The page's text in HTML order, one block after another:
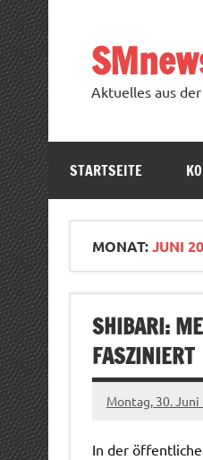
Zum
Inhalt
springen
Aktuelles aus
STARTSEITE
MONAT:JUNI
SHIBARI:
FASZINIERT
Montag, 30. Juni
In der